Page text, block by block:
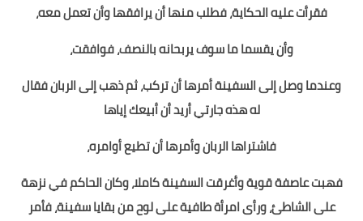
فقرأت عليه الحكاية، فطلب منها أن يرافقها وأن تعمل معه،
وأن يقسما ما سوف يربحانه بالنصف، فوافقت،
وعندما وصل إلى السفينة أمرها أن تركب، ثم ذهب إلى الربان فقال
له هذه جارتي أريد أن أبيعك إياها
فاشتراها الربان وأمرها أن تطيع أوامره،
فهبت عاصفة قوية وأغرقت السفينة كاملا، وكان الحاكم في نزهة
على الشاطئ، ورأى امرأة طافية على لوح من بقايا سفينة، فأمر